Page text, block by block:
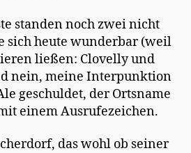
standen noch zwei nicht
sich heute wunderbar (weil
ließen: Clovelly und
nein, meine Interpunktion
geschuldet, der Ortsname
einem Ausrufezeichen.
das wohl ob seiner